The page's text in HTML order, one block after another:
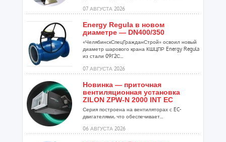
07 АВГУСТА 2026
Energy Regula в новом
диаметре — DN400/350
«ЧелябинскСпецГражданСтрой» освоил новый
диаметр шарового крана КШЦПР Energy Regula
из стали 09Г2С...
07 АВГУСТА 2026
Новинка — приточная
вентиляционная установка
ZILON ZPW-N 2000 INT EC
Серия построена на вентиляторах с EC-
двигателями, что обеспечивает...
06 АВГУСТА 2026